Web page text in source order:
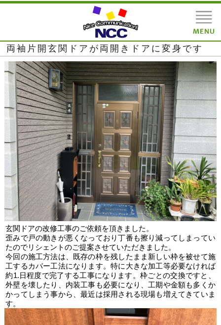
両袖片開玄関ドアが両開きドアに変身です
玄関ドアの改修工事のご依頼を頂きました。
歪みで戸の動きが悪くなっており丁番も擦り減ってしまってい
たのでリシェントのご提案させていただきました。
今回の施工方法は、既存の枠を残したまま新しい枠を被せて施
工するカバー工法になります。特に大きな加工等必要なければ
約1.日程度で完了する工事になります。枠ごとの交換ですと、
外壁を壊したり、内装工事も必要になり、工期や金額も多くか
かってしまう事から、最近は採用される現場も増えてきていま
す。